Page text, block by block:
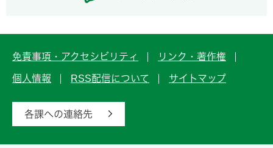
免責事項・アクセシビリティ リンク・著作権
個人情報 RSS配信について サイトマップ
各課への連絡先